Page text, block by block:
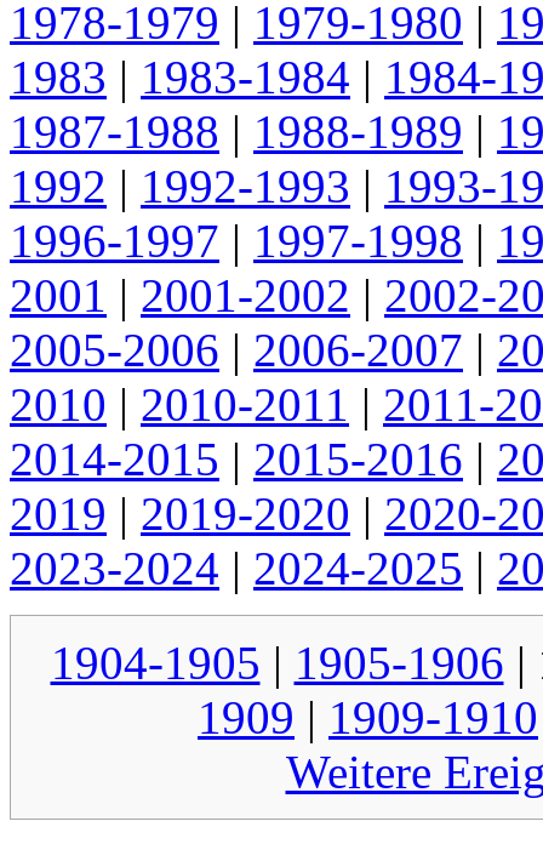
1978-1979 | 1979-1980 |
1983 | 1983-1984 | 1984-
1987-1988 | 1988-1989 |
1992 | 1992-1993 | 1993-
1996-1997 | 1997-1998 |
2001 | 2001-2002 | 2002-
2005-2006 | 2006-2007 |
2010 | 2010-2011 | 2011-
2014-2015 | 2015-2016 |
2019 | 2019-2020 | 2020-
2023-2024 | 2024-2025 |
1904-1905 | 1905-1906 |
1909 | 1909-1910
Weitere